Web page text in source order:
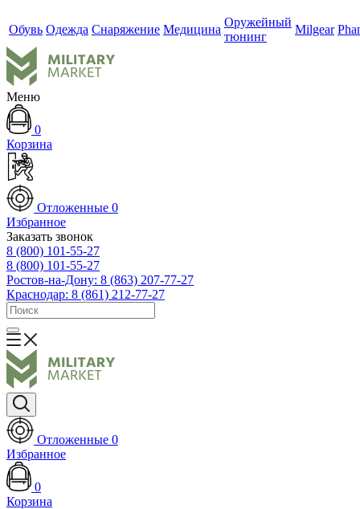
Обувь Одежда Снаряжение Медицина
Оружейный
тюнинг
Milgear
Меню
0
Корзина
Отложенные 0
Избранное
Заказать звонок
8 (800) 101-55-27
8 (800) 101-55-27
Ростов-на-Дону: 8 (863) 207-77-27
Краснодар: 8 (861) 212-77-27
Отложенные 0
Избранное
0
Корзина